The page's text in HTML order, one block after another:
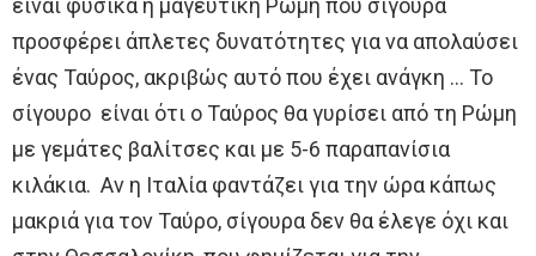
είναι φυσικά η μαγευτική Ρώμη που σίγουρα
προσφέρει άπλετες δυνατότητες για να απολαύσει
ένας Ταύρος, ακριβώς αυτό που έχει ανάγκη … Το
σίγουρο είναι ότι ο Ταύρος θα γυρίσει από τη Ρώμη
με γεμάτες βαλίτσες και με 5-6 παραπανίσια
κιλάκια. Αν η Ιταλία φαντάζει για την ώρα κάπως
μακριά για τον Ταύρο, σίγουρα δεν θα έλεγε όχι και